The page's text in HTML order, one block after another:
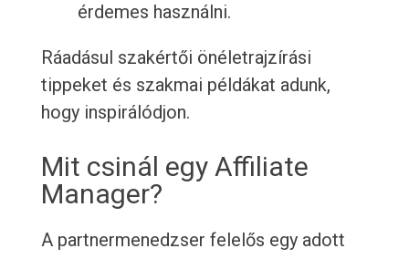
érdemes használni.
Ráadásul szakértői önéletrajzírási
tippeket és szakmai példákat adunk,
hogy inspirálódjon.
Mit csinál egy Affiliate
Manager?
A partnermenedzser felelős egy adott